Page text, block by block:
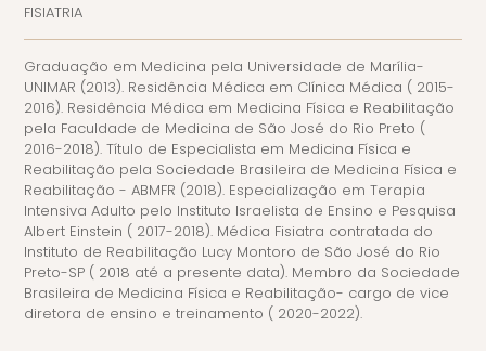
FISIATRIA
Graduação em Medicina pela Universidade de Marília-
UNIMAR (2013). Residência Médica em Clínica Médica ( 2015-
2016). Residência Médica em Medicina Física e Reabilitação
pela Faculdade de Medicina de São José do Rio Preto (
2016-2018). Título de Especialista em Medicina Física e
Reabilitação pela Sociedade Brasileira de Medicina Física e
Reabilitação - ABMFR (2018). Especialização em Terapia
Intensiva Adulto pelo Instituto Israelista de Ensino e Pesquisa
Albert Einstein ( 2017-2018). Médica Fisiatra contratada do
Instituto de Reabilitação Lucy Montoro de São José do Rio
Preto-SP ( 2018 até a presente data). Membro da Sociedade
Brasileira de Medicina Física e Reabilitação- cargo de vice
diretora de ensino e treinamento ( 2020-2022).